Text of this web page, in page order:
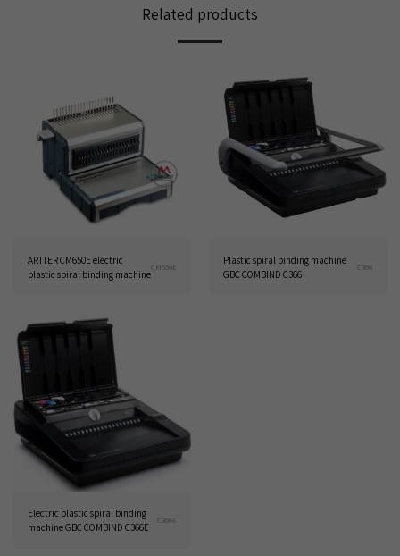
Related products
ARTTER CM650E electric
plastic spiral binding machine
CM650E
Plastic spiral binding machine
GBC COMBIND C366
C366
Electric plastic spiral binding
machine GBC COMBIND C366E
C366E